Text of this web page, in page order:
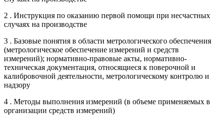
2 . Инструкция по оказанию первой помощи при несчастных
случаях на производстве
3 . Базовые понятия в области метрологического обеспечения
(метрологическое обеспечение измерений и средств
измерений); нормативно-правовые акты, нормативно-
техническая документация, относящиеся к поверочной и
калибровочной деятельности, метрологическому контролю и
надзору
4 . Методы выполнения измерений (в объеме применяемых в
организации средств измерений)